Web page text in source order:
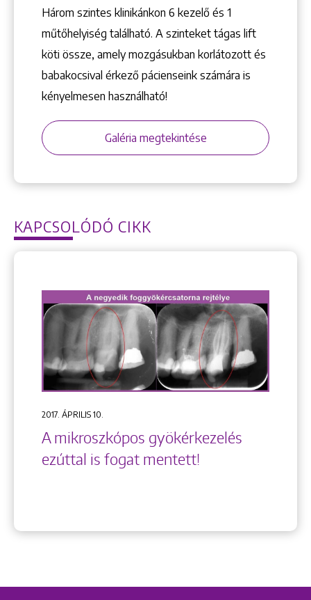
Három szintes klinikánkon 6 kezelő ­és 1
műtőhelyiség található. A szinteket tágas lift
köti össze, amely mozgásukban korlátozott és
babakocsival érkező pácienseink számára is
kényelmesen használható!
Galéria megtekintése
KAPCSOLÓDÓ CIKK
2017. ÁPRILIS 10.
A mikroszkópos gyökérkezelés
ezúttal is fogat mentett!